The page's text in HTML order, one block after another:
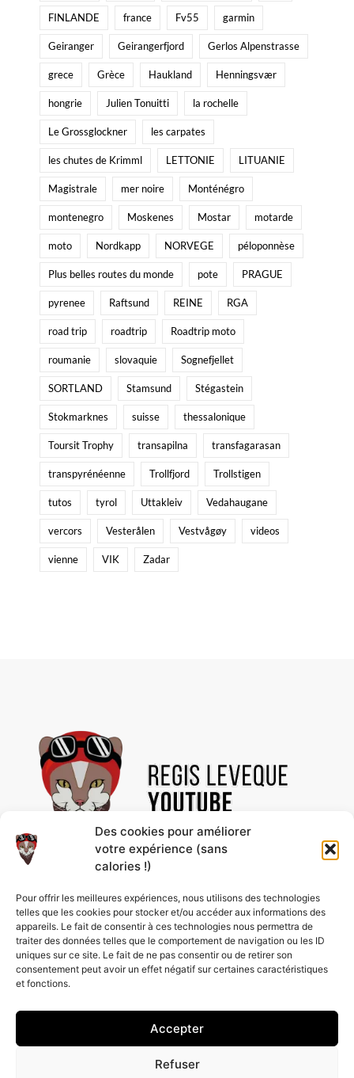
Des cookies pour améliorer
votre expérience (sans
calories !)
Pour offrir les meilleures expériences, nous utilisons des technologies
telles que les cookies pour stocker et/ou accéder aux informations des
appareils. Le fait de consentir à ces technologies nous permettra de
traiter des données telles que le comportement de navigation ou les ID
uniques sur ce site. Le fait de ne pas consentir ou de retirer son
consentement peut avoir un effet négatif sur certaines caractéristiques
et fonctions.
Accepter
Refuser
FINLANDE france Fv55 garmin
Geiranger Geirangerfjord Gerlos Alpenstrasse
grece Grèce Haukland Henningsvær
hongrie Julien Tonuitti la rochelle
Le Grossglockner les carpates
les chutes de Krimml LETTONIE LITUANIE
Magistrale mer noire Monténégro
montenegro Moskenes Mostar motarde
moto Nordkapp NORVEGE péloponnèse
Plus belles routes du monde pote PRAGUE
pyrenee Raftsund REINE RGA
road trip roadtrip Roadtrip moto
roumanie slovaquie Sognefjellet
SORTLAND Stamsund Stégastein
Stokmarknes suisse thessalonique
Toursit Trophy transapilna transfagarasan
transpyrénéenne Trollfjord Trollstigen
tutos tyrol Uttakleiv Vedahaugane
vercors Vesterålen Vestvågøy videos
vienne VIK Zadar
passionnants, rien que pour toi ! Abonne-toi à la
chaîne pour ne rien rater et profiter de nos
nouveautés en avant-première.